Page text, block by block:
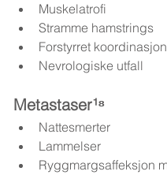
Muskelatrofi
Stramme hamstrings
Forstyrret koordinasjon
Nevrologiske utfall
Metastaser¹⁸
Nattesmerter
Lammelser
Ryggmargsaffeksjon